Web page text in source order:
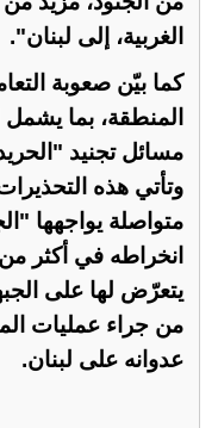
الغربية، إلى لبنان".
كما بيّن صعوبة
المنطقة، بما
مسائل تجنيد
وتأتي هذه
متواصلة يواجهها
انخراطه في أكثر
يتعرّض لها على
من جراء عمليات
عدوانه على لبنان.